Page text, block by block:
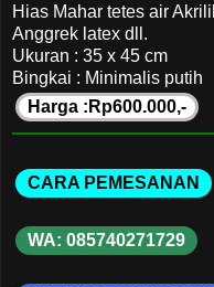
Hias Mahar tetes air
Anggrek latex dll.
Ukuran : 35 x 45 cm
Bingkai : Minimalis putih
Harga :Rp600.000,-
CARA PEMESANAN
WA: 085740271729